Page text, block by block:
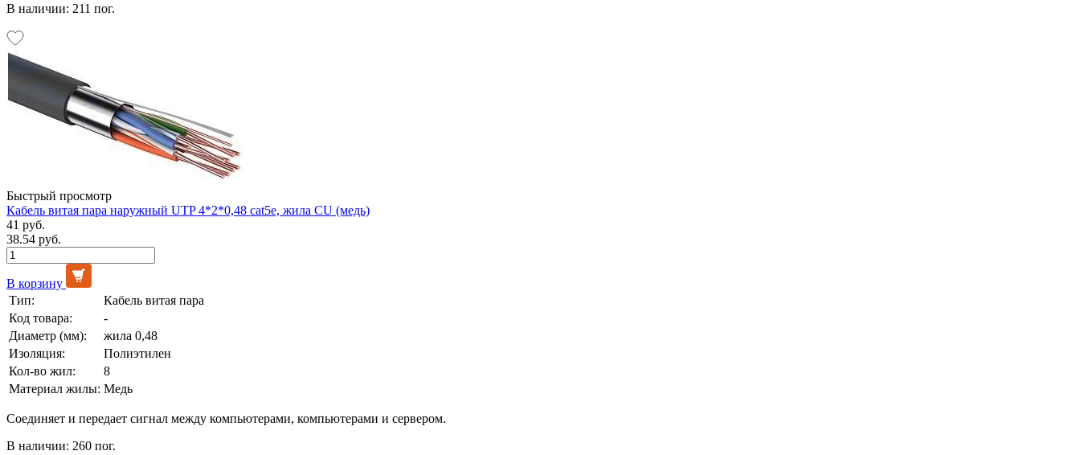
В наличии: 211 пог.
Быстрый просмотр
Кабель витая пара наружный UTP 4*2*0,48 cat5e, жила CU (медь)
41 руб.
38.54 руб.
В корзину
Тип:
Кабель витая пара
Код товара:
-
Диаметр (мм):
жила 0,48
Изоляция:
Полиэтилен
Кол-во жил:
8
Материал жилы: Медь
Соединяет и передает сигнал между компьютерами, компьютерами и сервером.
В наличии: 260 пог.